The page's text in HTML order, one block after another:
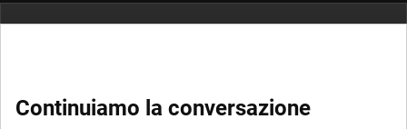
Una strategia obbligazionaria fondamentale gestita
Continuiamo la conversazione